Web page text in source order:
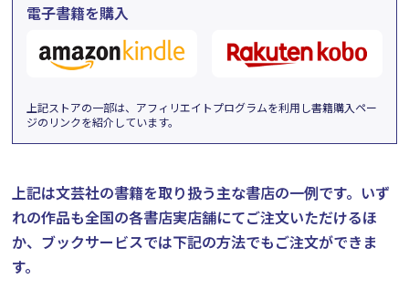
電子書籍を購入
上記ストアの一部は、アフィリエイトプログラムを利用し書籍購入ペー
ジのリンクを紹介しています。
上記は文芸社の書籍を取り扱う主な書店の一例です。 いず
れの作品も全国の各書店実店舗にてご注文いただけるほ
か、ブックサービスでは下記の方法でもご注文ができま
す。